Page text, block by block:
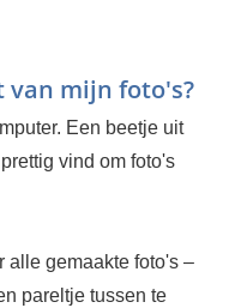
van mijn foto's?
Een beetje uit
vind om foto's
alle gemaakte foto's –
pareltje tussen te